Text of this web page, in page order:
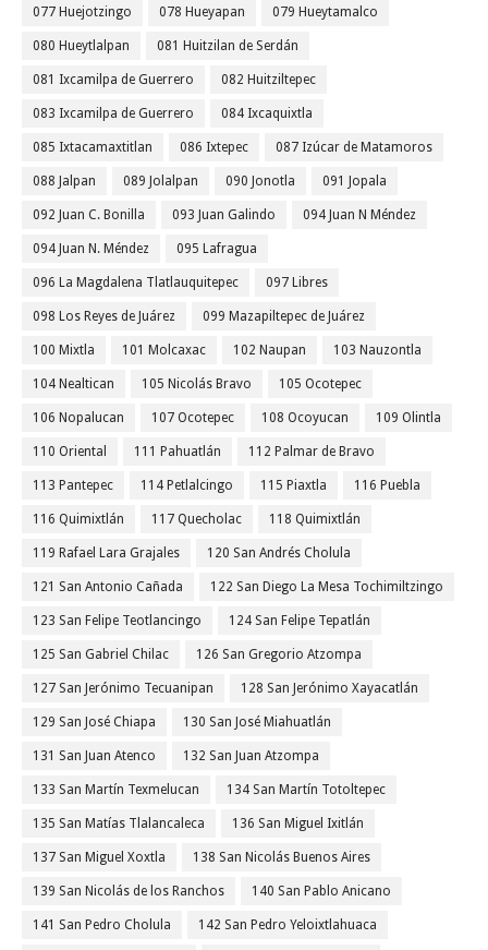
077 Huejotzingo 078 Hueyapan 079 Hueytamalco
080 Hueytlalpan 081 Huitzilan de Serdán
081 Ixcamilpa de Guerrero 082 Huitziltepec
083 Ixcamilpa de Guerrero 084 Ixcaquixtla
085 Ixtacamaxtitlan 086 Ixtepec 087 Izúcar de Matamoros
088 Jalpan 089 Jolalpan 090 Jonotla 091 Jopala
092 Juan C. Bonilla 093 Juan Galindo 094 Juan N Méndez
094 Juan N. Méndez 095 Lafragua
096 La Magdalena Tlatlauquitepec 097 Libres
098 Los Reyes de Juárez 099 Mazapiltepec de Juárez
100 Mixtla 101 Molcaxac 102 Naupan 103 Nauzontla
104 Nealtican 105 Nicolás Bravo 105 Ocotepec
106 Nopalucan 107 Ocotepec 108 Ocoyucan 109 Olintla
110 Oriental 111 Pahuatlán 112 Palmar de Bravo
113 Pantepec 114 Petlalcingo 115 Piaxtla 116 Puebla
116 Quimixtlán 117 Quecholac 118 Quimixtlán
119 Rafael Lara Grajales 120 San Andrés Cholula
121 San Antonio Cañada 122 San Diego La Mesa Tochimiltzingo
123 San Felipe Teotlancingo 124 San Felipe Tepatlán
125 San Gabriel Chilac 126 San Gregorio Atzompa
127 San Jerónimo Tecuanipan 128 San Jerónimo Xayacatlán
129 San José Chiapa 130 San José Miahuatlán
131 San Juan Atenco 132 San Juan Atzompa
133 San Martín Texmelucan 134 San Martín Totoltepec
135 San Matías Tlalancaleca 136 San Miguel Ixitlán
137 San Miguel Xoxtla 138 San Nicolás Buenos Aires
139 San Nicolás de los Ranchos 140 San Pablo Anicano
141 San Pedro Cholula 142 San Pedro Yeloixtlahuaca